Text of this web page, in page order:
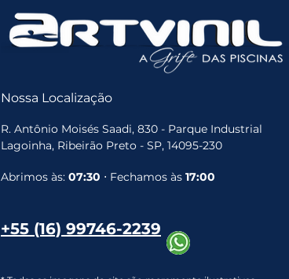
Nossa Localização
R. Antônio Moisés Saadi, 830 - Parque Industrial
Lagoinha, Ribeirão Preto - SP, 14095-230
Abrimos às: 07:30 ⋅ Fechamos às 17:00
+55 (16) 99746-2239